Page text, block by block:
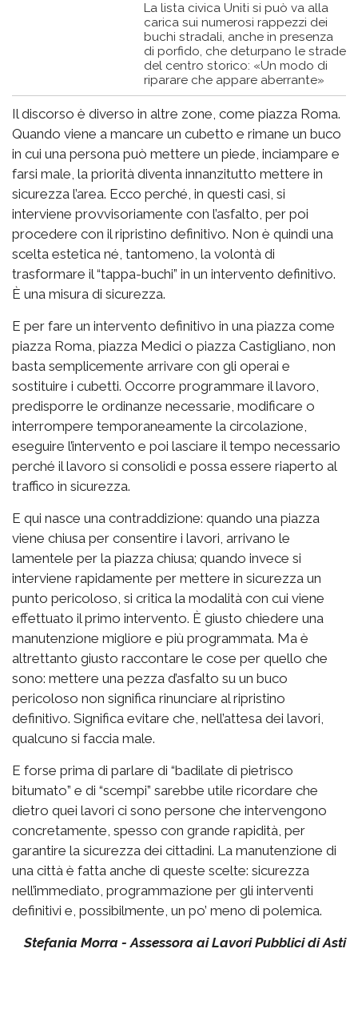
La lista civica Uniti si può va alla
carica sui numerosi rappezzi dei
buchi stradali, anche in presenza
di porfido, che deturpano le strade
del centro storico: «Un modo di
riparare che appare aberrante»
Il discorso è diverso in altre zone, come piazza Roma.
Quando viene a mancare un cubetto e rimane un buco
in cui una persona può mettere un piede, inciampare e
farsi male, la priorità diventa innanzitutto mettere in
sicurezza l’area. Ecco perché, in questi casi, si
interviene provvisoriamente con l’asfalto, per poi
procedere con il ripristino definitivo. Non è quindi una
scelta estetica né, tantomeno, la volontà di
trasformare il “tappa-buchi” in un intervento definitivo.
È una misura di sicurezza.
E per fare un intervento definitivo in una piazza come
piazza Roma, piazza Medici o piazza Castigliano, non
basta semplicemente arrivare con gli operai e
sostituire i cubetti. Occorre programmare il lavoro,
predisporre le ordinanze necessarie, modificare o
interrompere temporaneamente la circolazione,
eseguire l’intervento e poi lasciare il tempo necessario
perché il lavoro si consolidi e possa essere riaperto al
traffico in sicurezza.
E qui nasce una contraddizione: quando una piazza
viene chiusa per consentire i lavori, arrivano le
lamentele per la piazza chiusa; quando invece si
interviene rapidamente per mettere in sicurezza un
punto pericoloso, si critica la modalità con cui viene
effettuato il primo intervento. È giusto chiedere una
manutenzione migliore e più programmata. Ma è
altrettanto giusto raccontare le cose per quello che
sono: mettere una pezza d’asfalto su un buco
pericoloso non significa rinunciare al ripristino
definitivo. Significa evitare che, nell’attesa dei lavori,
qualcuno si faccia male.
E forse prima di parlare di “badilate di pietrisco
bitumato” e di “scempi” sarebbe utile ricordare che
dietro quei lavori ci sono persone che intervengono
concretamente, spesso con grande rapidità, per
garantire la sicurezza dei cittadini. La manutenzione di
una città è fatta anche di queste scelte: sicurezza
nell’immediato, programmazione per gli interventi
definitivi e, possibilmente, un po’ meno di polemica.
Stefania Morra - Assessora ai Lavori Pubblici di Asti